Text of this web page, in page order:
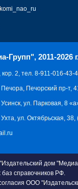
2011-2026
кор. 2, тел. 8-911-016-43-
Печора, Печорский пр-т,
Усинск, ул. Парковая, 8
Ухта, ул. Октябрьская,
дом
справочников РФ.
ООО